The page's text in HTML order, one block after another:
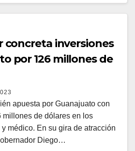
concreta inversiones
por 126 millones de
apuesta por Guanajuato con
millones de dólares en los
médico. En su gira de atracción
Diego…